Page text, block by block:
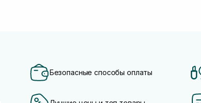
Безопасные способы оплаты